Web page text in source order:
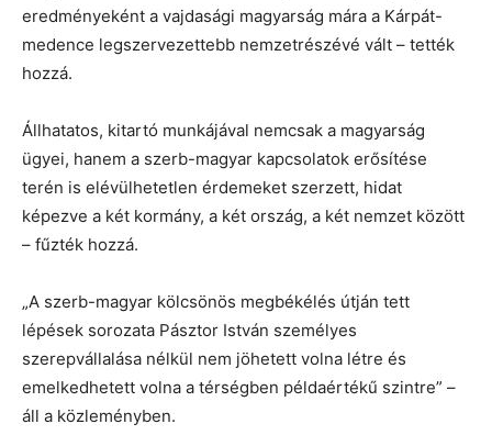
eredményeként a vajdasági magyarság mára a Kárpát-
medence legszervezettebb nemzetrészévé vált – tették
hozzá.
Állhatatos, kitartó munkájával nemcsak a magyarság
ügyei, hanem a szerb-magyar kapcsolatok erősítése
terén is elévülhetetlen érdemeket szerzett, hidat
képezve a két kormány, a két ország, a két nemzet között
– fűzték hozzá.
„A szerb-magyar kölcsönös megbékélés útján tett
lépések sorozata Pásztor István személyes
szerepvállalása nélkül nem jöhetett volna létre és
emelkedhetett volna a térségben példaértékű szintre” –
áll a közleményben.